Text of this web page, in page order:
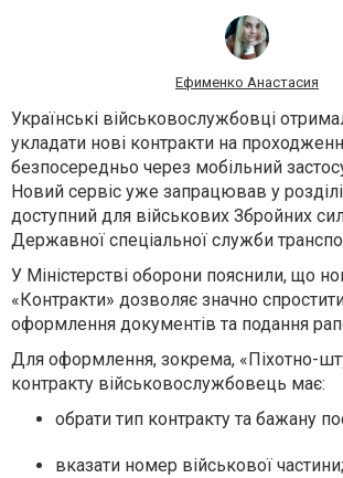
Ефименко Анастасия
Українські військовослужбовці
укладати нові контракти на
безпосередньо через мобільний
Новий сервіс уже запрацював у
доступний для військових Збройних
Державної спеціальної служби
У Міністерстві оборони пояснили, що
«Контракти» дозволяє значно
оформлення документів та подання
Для оформлення, зокрема, «Піхотно-
контракту військовослужбовець має:
обрати тип контракту та бажану
вказати номер військової частини;